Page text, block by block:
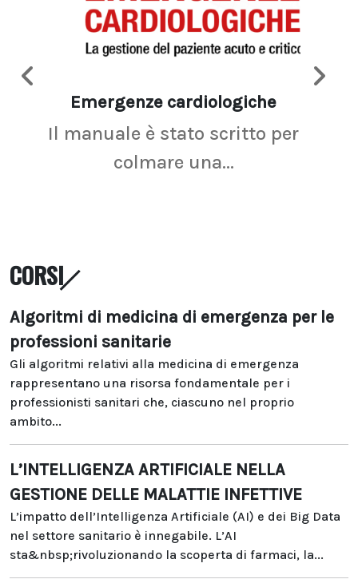
Emergenze cardiologiche
Il manuale è stato scritto per
colmare una...
CORSI
Algoritmi di medicina di emergenza per le
professioni sanitarie
Gli algoritmi relativi alla medicina di emergenza
rappresentano una risorsa fondamentale per i
professionisti sanitari che, ciascuno nel proprio
ambito...
L’INTELLIGENZA ARTIFICIALE NELLA
GESTIONE DELLE MALATTIE INFETTIVE
L’impatto dell’Intelligenza Artificiale (AI) e dei Big Data
nel settore sanitario è innegabile. L’AI
sta&nbsp;rivoluzionando la scoperta di farmaci, la...